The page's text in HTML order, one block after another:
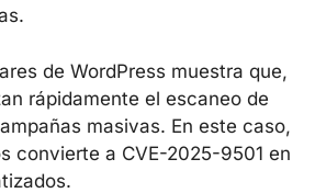
de WordPress muestra que,
rápidamente el escaneo de
masivas. En este caso,
convierte a CVE-2025-9501 en